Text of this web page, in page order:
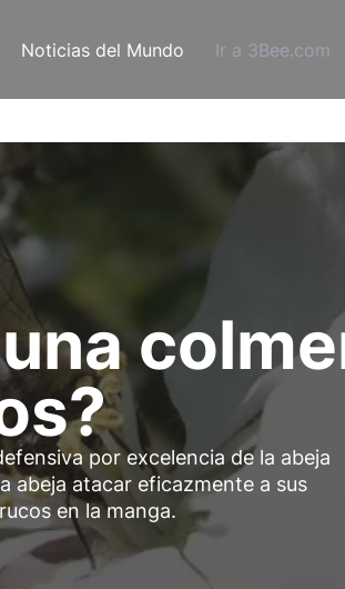
Noticias del Mundo Ir a 3Bee.com
por excelencia de la abeja
abeja atacar eficazmente a sus
en la manga.